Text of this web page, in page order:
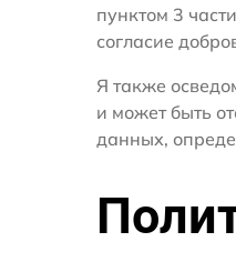
пунктом 3
согласие
Я также
и может быть
данных,